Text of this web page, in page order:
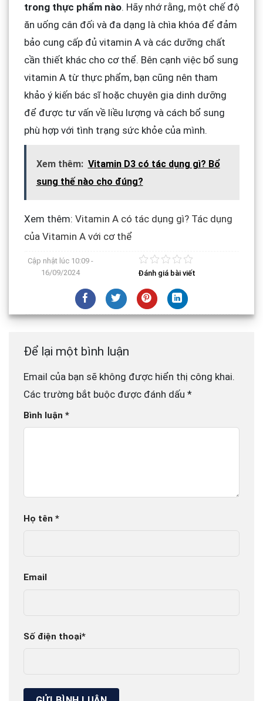
trong thực phẩm nào. Hãy nhớ rằng, một chế độ
ăn uống cân đối và đa dạng là chìa khóa để đảm
bảo cung cấp đủ vitamin A và các dưỡng chất
cần thiết khác cho cơ thể. Bên cạnh việc bổ sung
vitamin A từ thực phẩm, bạn cũng nên tham
khảo ý kiến bác sĩ hoặc chuyên gia dinh dưỡng
để được tư vấn về liều lượng và cách bổ sung
phù hợp với tình trạng sức khỏe của mình.
Xem thêm: Vitamin D3 có tác dụng gì? Bổ
sung thế nào cho đúng?
Xem thêm: Vitamin A có tác dụng gì? Tác dụng
của Vitamin A với cơ thể
Cập nhật lúc 10:09 -
16/09/2024
Đánh giá bài viết
Để lại một bình luận
Email của bạn sẽ không được hiển thị công khai.
Các trường bắt buộc được đánh dấu *
Bình luận *
Họ tên *
Email
Số điện thoại*